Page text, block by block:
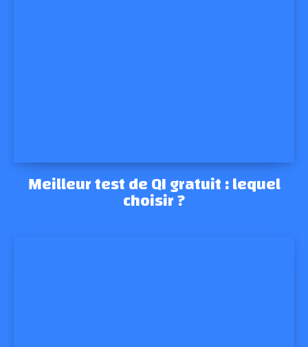
Meilleur test de QI gratuit : lequel
choisir ?